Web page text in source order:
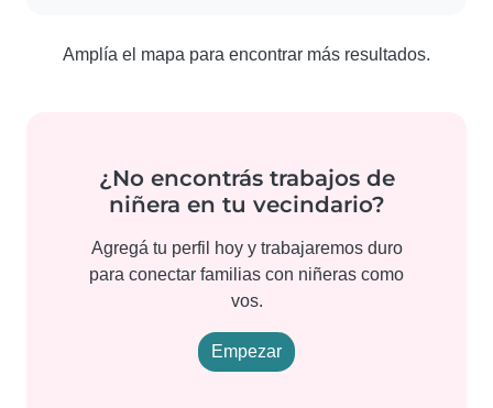
Amplía el mapa para encontrar más resultados.
¿No encontrás trabajos de
niñera en tu vecindario?
Agregá tu perfil hoy y trabajaremos duro
para conectar familias con niñeras como
vos.
Empezar